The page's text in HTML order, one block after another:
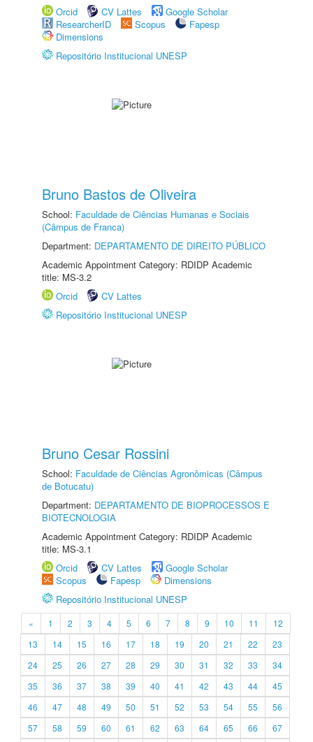
Orcid
CV Lattes
Google Scholar
ResearcherID
Scopus
Fapesp
Dimensions
Repositório Institucional UNESP
Bruno Bastos de Oliveira
School: Faculdade de Ciências Humanas e Sociais
(Câmpus de Franca)
Department: DEPARTAMENTO DE DIREITO PÚBLICO
Academic Appointment Category: RDIDP Academic
title: MS-3.2
Orcid
CV Lattes
Repositório Institucional UNESP
Bruno Cesar Rossini
School: Faculdade de Ciências Agronômicas (Câmpus
de Botucatu)
Department: DEPARTAMENTO DE BIOPROCESSOS E
BIOTECNOLOGIA
Academic Appointment Category: RDIDP Academic
title: MS-3.1
Orcid
CV Lattes
Google Scholar
Scopus
Fapesp
Dimensions
Repositório Institucional UNESP
« 1 2 3 4 5 6 7 8 9 10 11
12
13
14 15 16 17 18 19 20 21 22
23
24
25 26 27 28 29 30 31 32 33
34
35
36 37 38 39 40 41 42 43 44
45
46
47 48 49 50 51 52 53 54 55
56
57
58 59 60 61 62 63 64 65 66
67